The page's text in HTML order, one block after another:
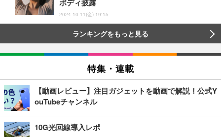
ボディ披露
2024.10.11(金) 19:15
ランキングをもっと見る
特集・連載
【動画レビュー】注目ガジェットを動画で解説！公式Y
ouTubeチャンネル
10G光回線導入レポ